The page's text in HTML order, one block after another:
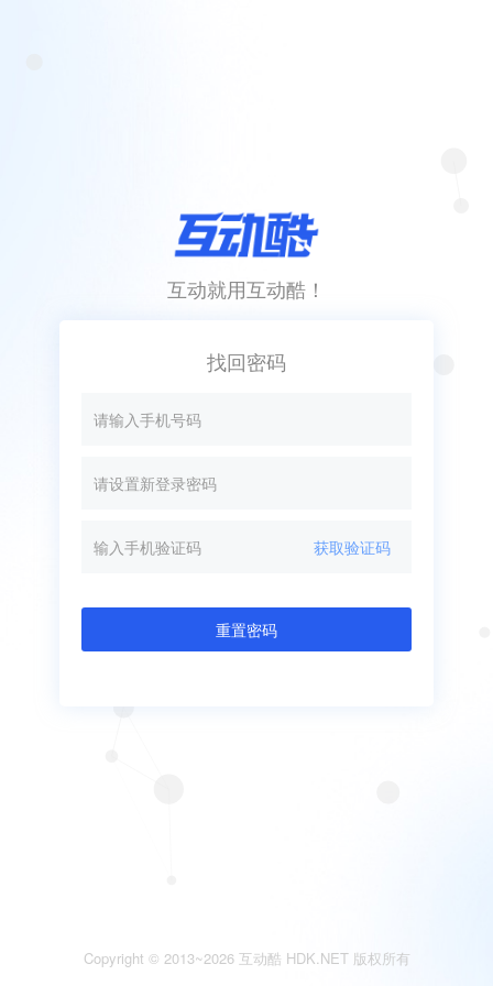
互动就用互动酷！
找回密码
获取验证码
重置密码
Copyright © 2013~2026 互动酷 HDK.NET 版权所有